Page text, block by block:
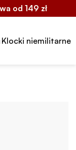
od 149 zł
Klocki niemilitarne